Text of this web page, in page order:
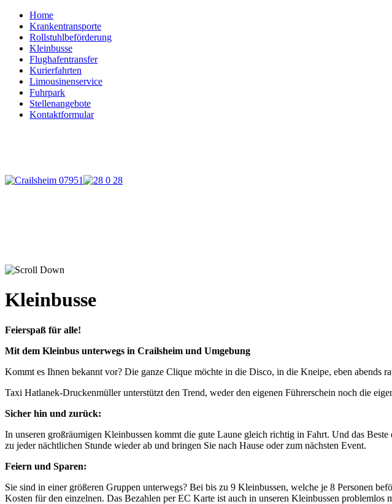
Home
Krankentransporte
Rollstuhlbeförderung
Kleinbusse
Flughafentransfer
Kurierfahrten
Limousinenservice
Fuhrpark
Stellenangebote
Kontaktformular
Kleinbusse
Feierspaß für alle!
Mit dem Kleinbus unterwegs in Crailsheim und Umgebung
Kommt es Ihnen bekannt vor? Die ganze Clique möchte in die Disco, in die Kneipe, eben abends
Taxi Hatlanek-Druckenmüller unterstützt den Trend, weder den eigenen Führerschein noch die
Sicher hin und zurück:
In unseren großräumigen Kleinbussen kommt die gute Laune gleich richtig in Fahrt. Und das
zu jeder nächtlichen Stunde wieder ab und bringen Sie nach Hause oder zum nächsten Event.
Feiern und Sparen:
Sie sind in einer größeren Gruppen unterwegs? Bei bis zu 9 Kleinbussen, welche je 8 Personen
Kosten für den einzelnen. Das Bezahlen per EC Karte ist auch in unseren Kleinbussen problemlos